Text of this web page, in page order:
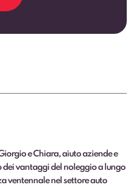
e Chiara, aiuto aziende e
dei vantaggi del noleggio a lungo
ventennale nel settore auto